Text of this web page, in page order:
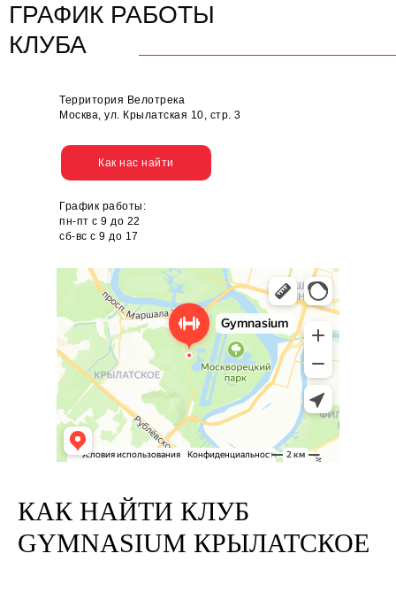
ГРАФИК РАБОТЫ
КЛУБА
Территория Велотрека
Москва, ул. Крылатская 10, стр. 3
График работы:
пн-пт с 9 до 22
сб-вс с 9 до 17
Как нас найти
КАК НАЙТИ КЛУБ
GYMNASIUM КРЫЛАТСКОЕ